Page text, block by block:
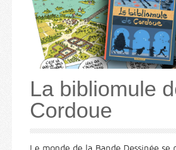
La bibliomule
Cordoue